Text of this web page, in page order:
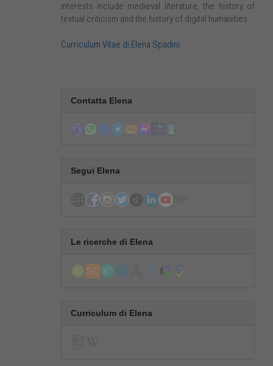
interests include medieval literature, the history of
textual criticism and the history of digital humanities.​
Curriculum Vitae di Elena Spadini
Contatta Elena
Segui Elena
Le ricerche di Elena
Curriculum di Elena